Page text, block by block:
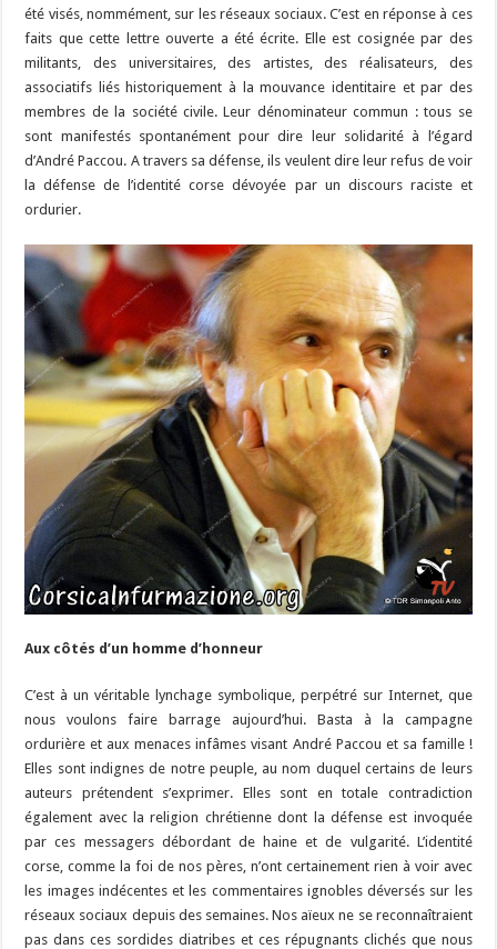
été visés, nommément, sur les réseaux sociaux. C’est en réponse à ces
faits que cette lettre ouverte a été écrite. Elle est cosignée par des
militants, des universitaires, des artistes, des réalisateurs, des
associatifs liés historiquement à la mouvance identitaire et par des
membres de la société civile. Leur dénominateur commun : tous se
sont manifestés spontanément pour dire leur solidarité à l’égard
d’André Paccou. A travers sa défense, ils veulent dire leur refus de voir
la défense de l’identité corse dévoyée par un discours raciste et
ordurier.
Aux côtés d’un homme d’honneur
C’est à un véritable lynchage symbolique, perpétré sur Internet, que
nous voulons faire barrage aujourd’hui. Basta à la campagne
ordurière et aux menaces infâmes visant André Paccou et sa famille !
Elles sont indignes de notre peuple, au nom duquel certains de leurs
auteurs prétendent s’exprimer. Elles sont en totale contradiction
également avec la religion chrétienne dont la défense est invoquée
par ces messagers débordant de haine et de vulgarité. L’identité
corse, comme la foi de nos pères, n’ont certainement rien à voir avec
les images indécentes et les commentaires ignobles déversés sur les
réseaux sociaux depuis des semaines. Nos aïeux ne se reconnaîtraient
pas dans ces sordides diatribes et ces répugnants clichés que nous